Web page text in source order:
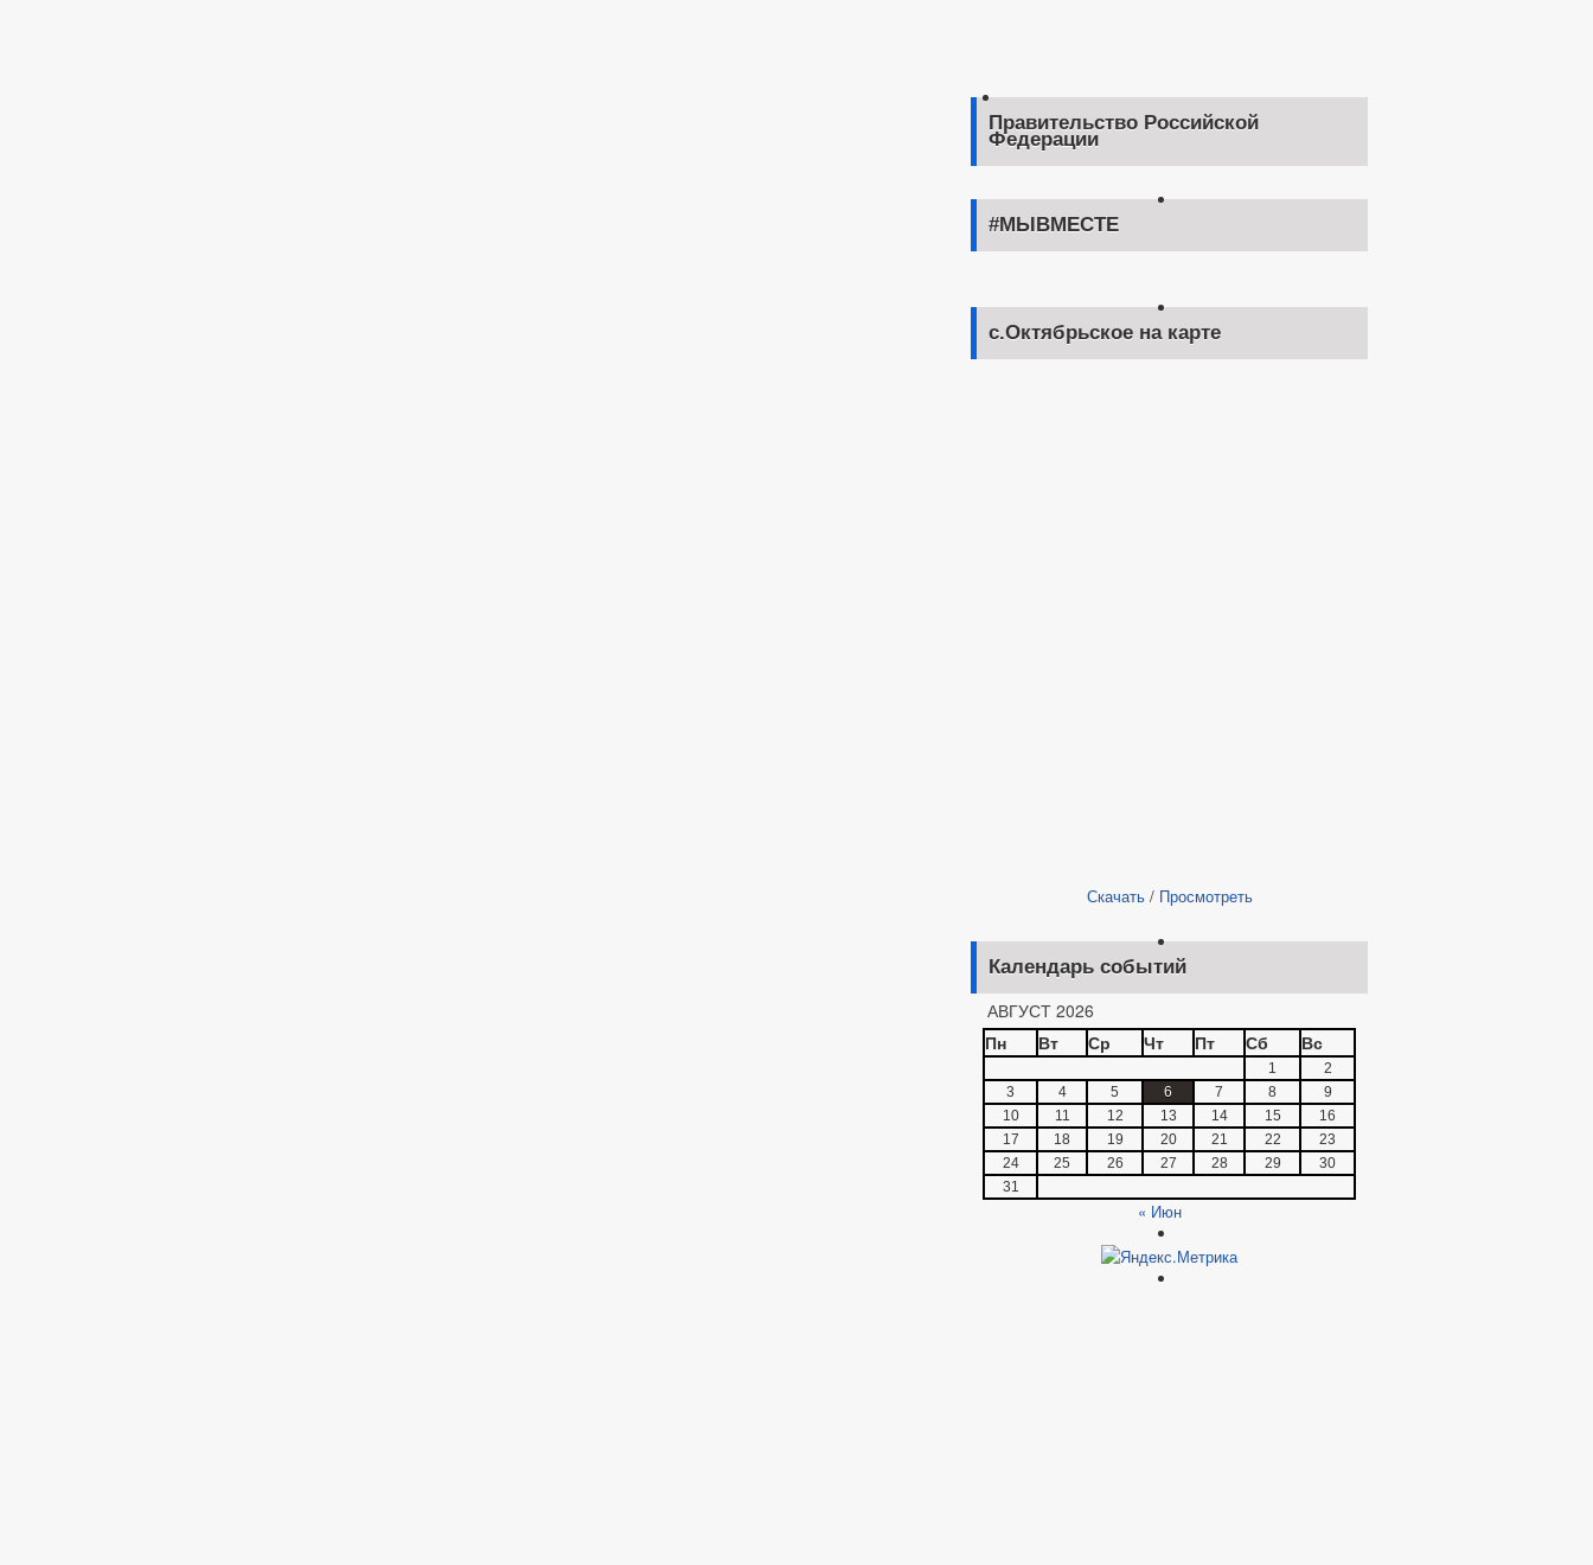
Правительство Российской
Федерации
#МЫВМЕСТЕ
с.Октябрьское на карте
Скачать/ Просмотреть
Календарь событий
АВГУСТ 2026
Пн
Вт Ср Чт Пт Сб Вс
1
2
3
4 5 6 7 8
9
10
11 12 13 14 15
16
17
18 19 20 21 22
23
24
25 26 27 28 29
30
31
« Июн